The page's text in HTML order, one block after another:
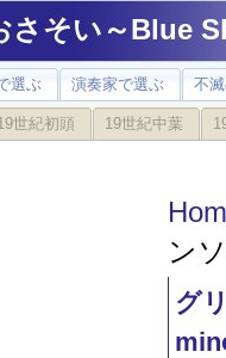
さそい～Blue
選ぶ 演奏家で選ぶ 不
世紀初頭 19世紀中葉
ン
グ